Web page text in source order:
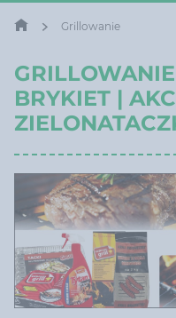
Grillowanie
BRYKIET |